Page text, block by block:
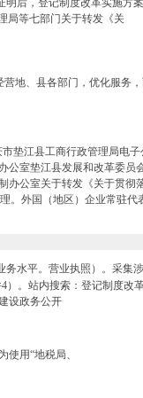
后，登记制度改革实施方案
局等七部门关于转发《关
地、县各部门，优化服务
垫江县工商行政管理局电子
公室垫江县发展和改革委员
办公室关于转发《关于贯彻
。外国（地区）企业常驻代
水平。营业执照）。采集
）。站内搜索：登记制度改
设政务公开
用“地税局、